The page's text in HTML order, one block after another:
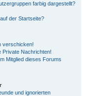
farbig dargestellt?
der Startseite?
verschicken!
Private Nachrichten!
Mitglied dieses Forums
und ignorierten